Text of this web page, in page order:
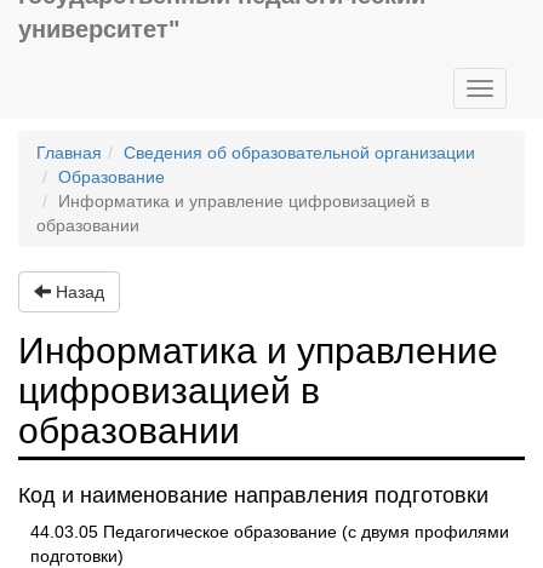
университет"
Toggle
Главная
Сведения об образовательной организации
Образование
Информатика и управление цифровизацией в
образовании
Назад
Информатика и управление
цифровизацией в
образовании
Код и наименование направления подготовки
44.03.05 Педагогическое образование (с двумя профилями
подготовки)